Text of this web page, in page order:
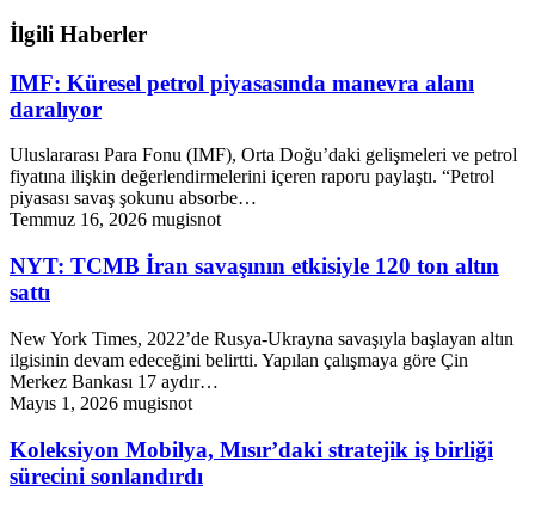
İlgili Haberler
IMF: Küresel petrol piyasasında manevra alanı
daralıyor
Uluslararası Para Fonu (IMF), Orta Doğu’daki gelişmeleri ve petrol
fiyatına ilişkin değerlendirmelerini içeren raporu paylaştı. “Petrol
piyasası savaş şokunu absorbe…
Temmuz 16, 2026 mugisnot
NYT: TCMB İran savaşının etkisiyle 120 ton altın
sattı
New York Times, 2022’de Rusya-Ukrayna savaşıyla başlayan altın
ilgisinin devam edeceğini belirtti. Yapılan çalışmaya göre Çin
Merkez Bankası 17 aydır…
Mayıs 1, 2026 mugisnot
Koleksiyon Mobilya, Mısır’daki stratejik iş birliği
sürecini sonlandırdı